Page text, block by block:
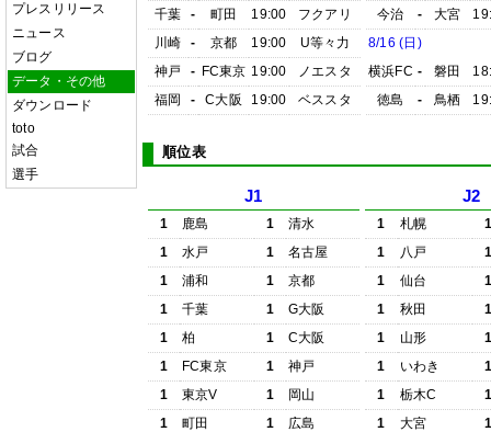
プレスリリース
ニュース
ブログ
データ・その他
ダウンロード
toto
試合
選手
千葉
- 町田 19:00
フクアリ
川崎
- 京都 19:00
U等々力
神戸
- FC東京 19:00
ノエスタ
福岡
- C大阪 19:00 ベススタ
今治
- 大宮
8/16 (日)
横浜FC - 磐田
徳島
- 鳥栖
順位表
J1
1 鹿島 1
清水
1
水戸 1
名古屋
1
浦和 1
京都
1
千葉 1
G大阪
1
柏 1
C大阪
1
FC東京 1
神戸
1
東京V 1
岡山
1
町田 1
広島
J2
1 札幌
1
八戸
1
仙台
1
秋田
1
山形
1
いわき
1
栃木C
1
大宮